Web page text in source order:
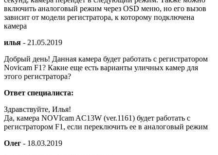
включить аналоговый режим через OSD меню, но его вызов
зависит от модели регистратора, к которому подключена
камера
илья - 21.05.2019
Добрый день! Данная камера будет работать с регистратором
Novicam F1? Какие еще есть варианты уличных камер для
этого регистратора?
Ответ специалиста:
Здравствуйте, Илья!
Да, камера NOVIcam AC13W (ver.1161) будет работать с
регистратором F1, если переключить ее в аналоговый режим
Олег - 18.03.2019